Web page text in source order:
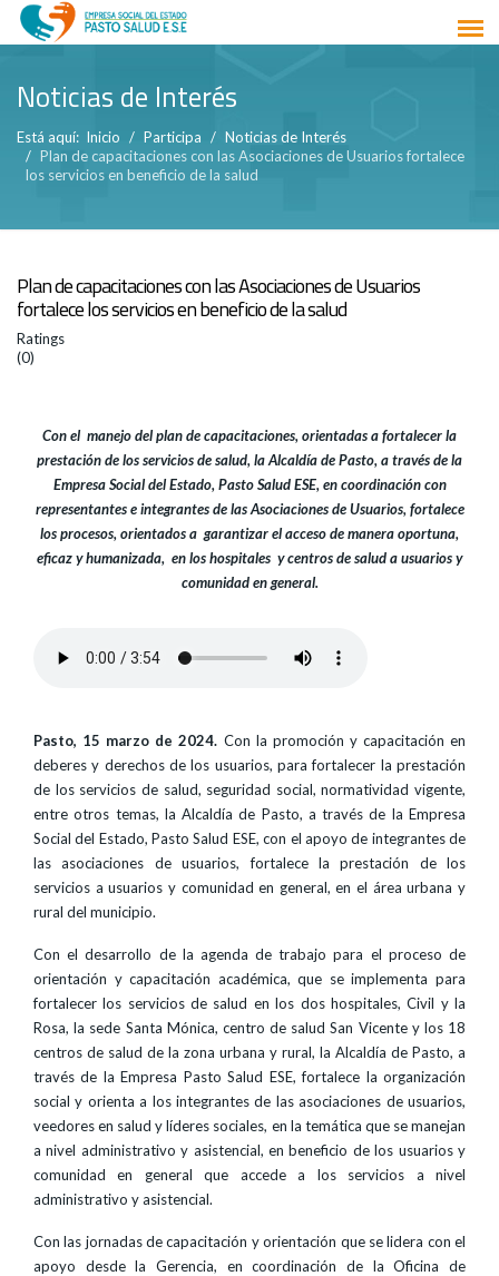
Noticias de Interés
Está aquí: Inicio Participa
Noticias de Interés
Plan de capacitaciones con las Asociaciones de Usuarios fortalece
los servicios en beneficio de la salud
Plan de capacitaciones con las Asociaciones de Usuarios
fortalece los servicios en beneficio de la salud
Ratings
(0)
Con el manejo del plan de capacitaciones, orientadas a fortalecer la
prestación de los servicios de salud, la Alcaldía de Pasto, a través de la
Empresa Social del Estado, Pasto Salud ESE, en coordinación con
representantes e integrantes de las Asociaciones de Usuarios, fortalece
los procesos, orientados a garantizar el acceso de manera oportuna,
eficaz y humanizada, en los hospitales y centros de salud a usuarios y
comunidad en general.
Pasto, 15 marzo de 2024. Con la promoción y capacitación en
deberes y derechos de los usuarios, para fortalecer la prestación
de los servicios de salud, seguridad social, normatividad vigente,
entre otros temas, la Alcaldía de Pasto, a través de la Empresa
Social del Estado, Pasto Salud ESE, con el apoyo de integrantes de
las asociaciones de usuarios, fortalece la prestación de los
servicios a usuarios y comunidad en general, en el área urbana y
rural del municipio.
Con el desarrollo de la agenda de trabajo para el proceso de
orientación y capacitación académica, que se implementa para
fortalecer los servicios de salud en los dos hospitales, Civil y la
Rosa, la sede Santa Mónica, centro de salud San Vicente y los 18
centros de salud de la zona urbana y rural, la Alcaldía de Pasto, a
través de la Empresa Pasto Salud ESE, fortalece la organización
social y orienta a los integrantes de las asociaciones de usuarios,
veedores en salud y líderes sociales, en la temática que se manejan
a nivel administrativo y asistencial, en beneficio de los usuarios y
comunidad en general que accede a los servicios a nivel
administrativo y asistencial.
Con las jornadas de capacitación y orientación que se lidera con el
apoyo desde la Gerencia, en coordinación de la Oficina de